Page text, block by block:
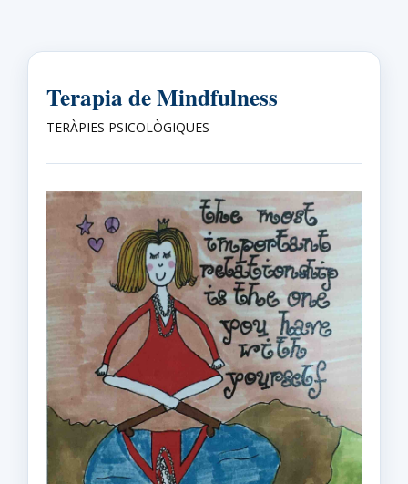
Terapia de Mindfulness
TERÀPIES PSICOLÒGIQUES